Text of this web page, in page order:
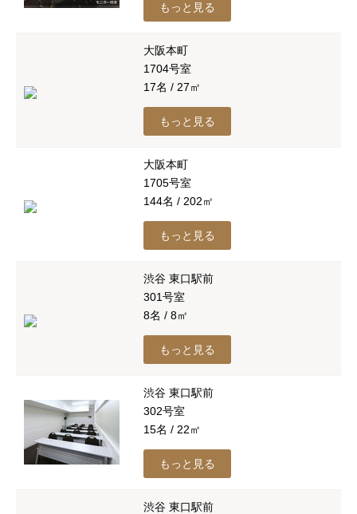
もっと見る
大阪本町
1704号室
17名 / 27㎡
もっと見る
大阪本町
1705号室
144名 / 202㎡
もっと見る
渋谷 東口駅前
301号室
8名 / 8㎡
もっと見る
渋谷 東口駅前
302号室
15名 / 22㎡
もっと見る
渋谷 東口駅前